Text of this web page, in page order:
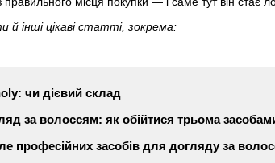
інші цікаві статті, зокрема:
чи дієвий склад
за волоссям: як обійтися трьома
професійних засобів для догляду за